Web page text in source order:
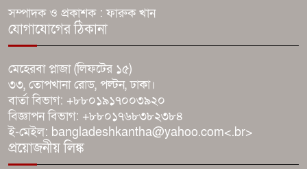
মানসম্মত শিক্ষা নিশ্চিত করতে
প্রশাসনের মতবিনিময়।
কসবায় ২৬৪ কেজি গাঁজাসহ মাদক
ব্যবসায়ী গ্রেফতার
আশুগঞ্জে মেঘনা নদী থেকে বালু
সম্পাদক ও প্রকাশক : ফারুক খান
যোগাযোগের ঠিকানা
মেহেরবা প্লাজা (লিফটের ১৫)
৩৩, তোপখানা রোড, পল্টন, ঢাকা।
বার্তা বিভাগ: +৮৮০১৯১৭০০৩৯২০
বিজ্ঞাপন বিভাগ: +৮৮০১৭৬৮৩৮২৩৮৪
ই-মেইল: bangladeshkantha@yahoo.com<.br>
প্রয়োজনীয় লিঙ্ক